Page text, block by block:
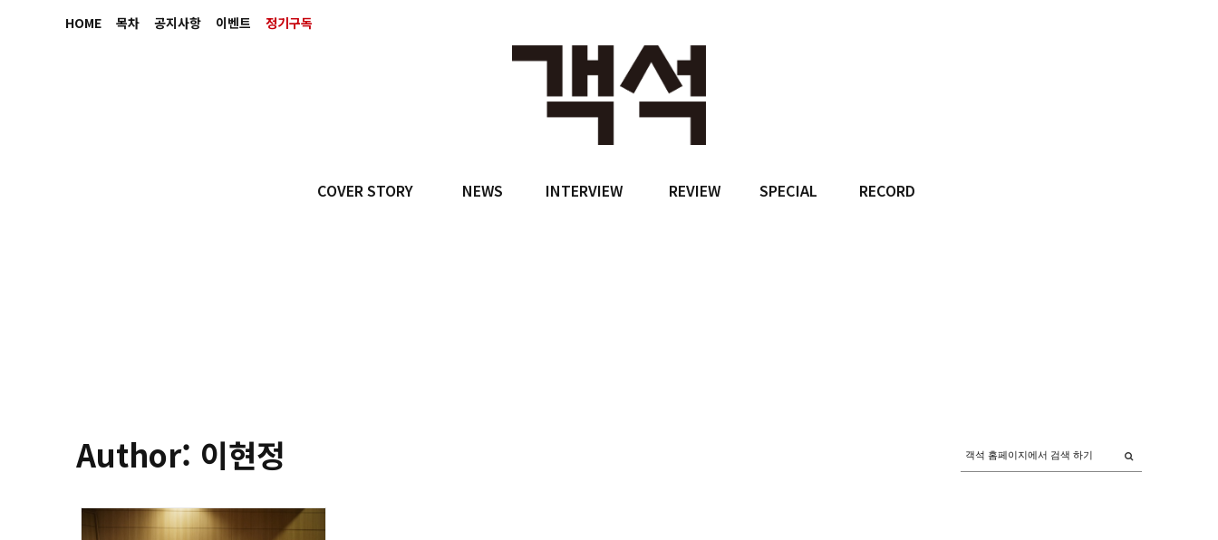
HOME 목차 공지사항 이벤트 정기구독
COVER STORY NEWS INTERVIEW REVIEW SPECIAL RECORD
Author: 이현정